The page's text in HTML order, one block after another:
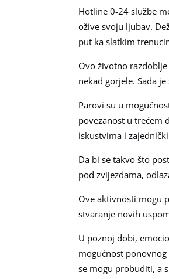
Hotline 0-24 službe
ožive svoju ljubav.
put ka slatkim
Ovo životno
nekad gorjele. Sada
Parovi su u
povezanost u trećem
iskustvima i
Da bi se takvo što
pod zvijezdama,
Ove aktivnosti mogu
stvaranje novih
U poznoj dobi,
mogućnost
se mogu probuditi, a